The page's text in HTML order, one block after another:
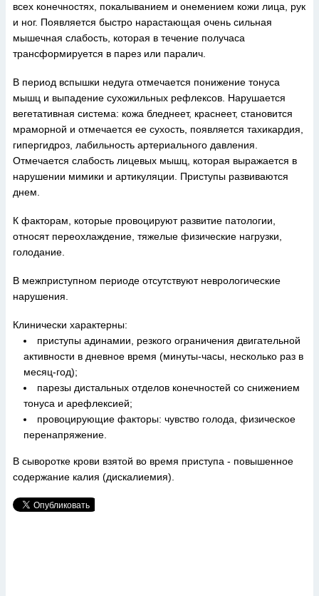
всех конечностях, покалыванием и онемением кожи лица, рук
и ног. Появляется быстро нарастающая очень сильная
мышечная слабость, которая в течение получаса
трансформируется в парез или паралич.
В период вспышки недуга отмечается понижение тонуса
мышц и выпадение сухожильных рефлексов. Нарушается
вегетативная система: кожа бледнеет, краснеет, становится
мраморной и отмечается ее сухость, появляется тахикардия,
гипергидроз, лабильность артериального давления.
Отмечается слабость лицевых мышц, которая выражается в
нарушении мимики и артикуляции. Приступы развиваются
днем.
К факторам, которые провоцируют развитие патологии,
относят переохлаждение, тяжелые физические нагрузки,
голодание.
В межприступном периоде отсутствуют неврологические
нарушения.
Клинически характерны:
приступы адинамии, резкого ограничения двигательной
активности в дневное время (минуты-часы, несколько раз в
месяц-год);
парезы дистальных отделов конечностей со снижением
тонуса и арефлексией;
провоцирующие факторы: чувство голода, физическое
перенапряжение.
В сыворотке крови взятой во время приступа - повышенное
содержание калия (дискалиемия).